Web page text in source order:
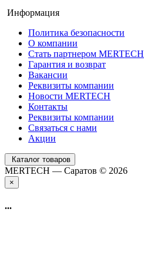
Информация
Политика безопасности
О компании
Стать партнером MERTECH
Гарантия и возврат
Вакансии
Реквизиты компании
Новости MERTECH
Контакты
Реквизиты компании
Связаться с нами
Акции
Каталог товаров
MERTECH — Саратов © 2026
×
...